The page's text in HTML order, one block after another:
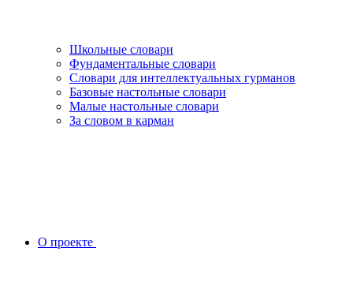
Школьные словари
Фундаментальные словари
Словари для интеллектуальных гурманов
Базовые настольные словари
Малые настольные словари
За словом в карман
О проекте